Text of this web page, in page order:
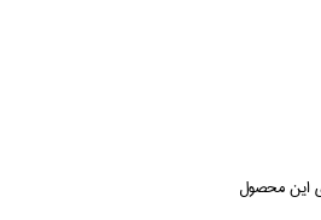
این محصول